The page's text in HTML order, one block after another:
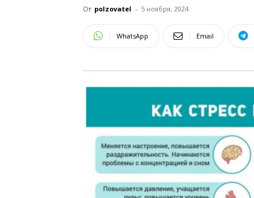
От polzovatel - 5 ноября, 2024
WhatsApp Email